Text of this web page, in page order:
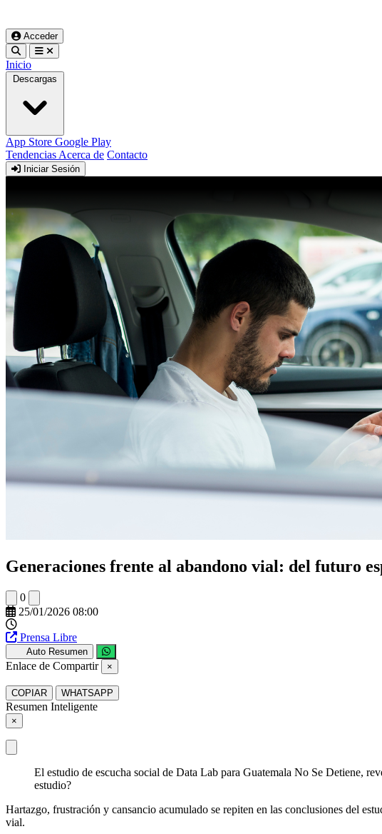
Acceder
Inicio
Descargas
App Store Google Play
Tendencias Acerca de Contacto
Iniciar Sesión
Generaciones frente al abandono vial: del futuro
0
25/01/2026 08:00
Prensa Libre
Auto Resumen
Enlace de Compartir ×
COPIAR WHATSAPP
Resumen Inteligente
×
El estudio de escucha social de Data Lab para Guatemala No Se Detiene,
estudio?
Hartazgo, frustración y cansancio acumulado se repiten en las conclusiones del
vial.